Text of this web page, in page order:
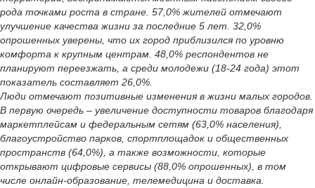
рода точками роста в стране. 57,0% жителей отмечают
улучшение качества жизни за последние 5 лет. 32,0%
опрошенных уверены, что их город приблизился по уровню
комфорта к крупным центрам. 48,0% респондентов не
планируют переезжать, а среди молодежи (18-24 года) этот
показатель составляет 26,0%.
Люди отмечают позитивные изменения в жизни малых городов.
В первую очередь – увеличение доступности товаров благодаря
маркетплейсам и федеральным сетям (63,0% населения),
благоустройство парков, спортплощадок и общественных
пространств (64,0%), а также возможности, которые
открывают цифровые сервисы (88,0% опрошенных), в том
числе онлайн-образование, телемедицина и доставка.